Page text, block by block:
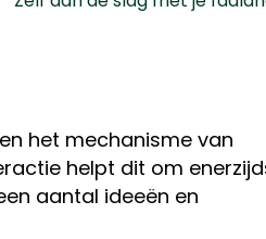
het mechanisme van
helpt dit om
aantal ideeën en